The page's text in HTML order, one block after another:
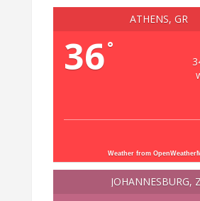
ATHENS, GR
36°
Weather from
JOHANNESBURG,